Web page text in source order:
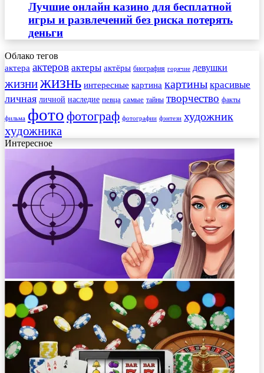
Лучшие онлайн казино для бесплатной
игры и развлечений без риска потерять
деньги
Облако тегов
актера актеров актеры актёры биография горячие девушки
жизнижизнь интересные картина картины красивые
личная личной наследие певца самые тайны творчество факты
фильма фото фотограф фотографии фэнтези художник
художника
Интересное